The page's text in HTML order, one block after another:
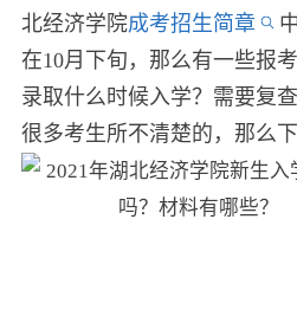
北经济学院成考招生简章
在10月下旬，那么有一些报
录取什么时候入学？需要复
很多考生所不清楚的，那么